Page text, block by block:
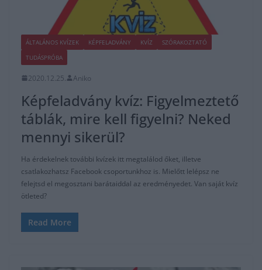
ÁLTALÁNOS KVÍZEK KÉPFELADVÁNY KVÍZ
SZÓRAKOZTATÓ
TUDÁSPRÓBA
2020.12.25. Aniko
Képfeladvány kvíz: Figyelmeztető
táblák, mire kell figyelni? Neked
mennyi sikerül?
Ha érdekelnek további kvízek itt megtalálod őket, illetve
csatlakozhatsz Facebook csoportunkhoz is. Mielőtt lelépsz ne
felejtsd el megosztani barátaiddal az eredményedet. Van saját kvíz
ötleted?
Read More